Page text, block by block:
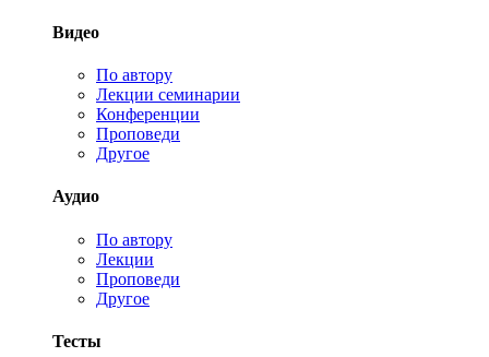
Видео
По автору
Лекции семинарии
Конференции
Проповеди
Другое
Аудио
По автору
Лекции
Проповеди
Другое
Тесты